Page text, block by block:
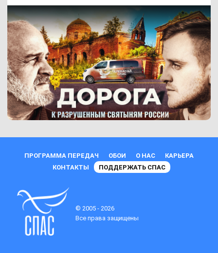
ПРОГРАММА ПЕРЕДАЧ ОБОИ О НАС
КАРЬЕРА
КОНТАКТЫ
ПОДДЕРЖАТЬ СПАС
© 2005 - 2026
Все права защищены